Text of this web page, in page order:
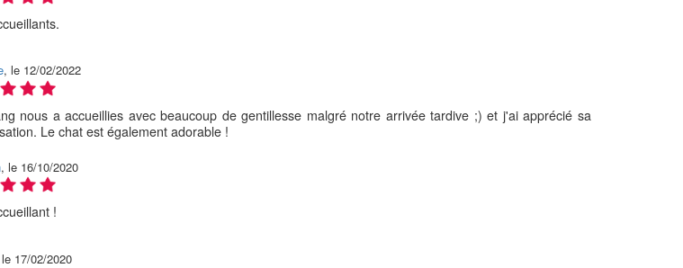
, le 12/02/2022
nous a accueillies avec beaucoup de gentillesse malgré notre arrivée tardive ;) et j'ai apprécié sa
Le chat est également adorable !
, le 16/10/2020
!
17/02/2020